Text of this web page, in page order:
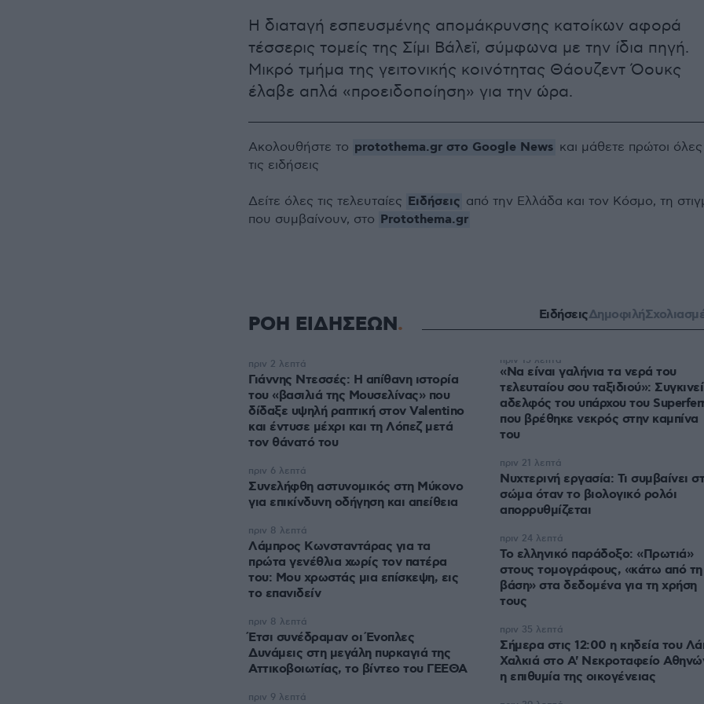
Η διαταγή εσπευσμένης απομάκρυνσης κατοίκων αφορά
τέσσερις τομείς της Σίμι Βάλεϊ, σύμφωνα με την ίδια πηγή.
Μικρό τμήμα της γειτονικής κοινότητας Θάουζεντ Όουκς
έλαβε απλά «προειδοποίηση» για την ώρα.
Ακολουθήστε το protothema.gr στο Google News και μάθετε πρώτοι όλες
τις ειδήσεις
Δείτε όλες τις τελευταίες Ειδήσεις από την Ελλάδα και τον Κόσμο, τη
που συμβαίνουν, στο Protothema.gr
ΡΟΗ ΕΙΔΗΣΕΩΝ ΕιδήσειςΔημοφιλή
Γιάννης Ντεσσές: Η απίθανη ιστορία
του «βασιλιά της Μουσελίνας» που
δίδαξε υψηλή ραπτική στον Valentino
και έντυσε μέχρι και τη Λόπεζ μετά
τον θάνατό του
πριν 2 λεπτά
Συνελήφθη αστυνομικός στη Μύκονο
για επικίνδυνη οδήγηση και απείθεια
πριν 6 λεπτά
Λάμπρος Κωνσταντάρας για τα
πρώτα γενέθλια χωρίς τον πατέρα
του: Μου χρωστάς μια επίσκεψη, εις
το επανιδείν
πριν 8 λεπτά
Έτσι συνέδραμαν οι Ένοπλες
Δυνάμεις στη μεγάλη πυρκαγιά της
Αττικοβοιωτίας, το βίντεο του ΓΕΕΘΑ
πριν 8 λεπτά
πριν 9 λεπτά
«Να είναι γαλήνια τα νερά του
τελευταίου σου ταξιδιού»:
αδελφός του υπάρχου του
που βρέθηκε νεκρός στην καμπίνα
του
πριν 15 λεπτά
Νυχτερινή εργασία: Τι συμβαίνει
σώμα όταν το βιολογικό ρολόι
απορρυθμίζεται
πριν 21 λεπτά
Το ελληνικό παράδοξο: «Πρωτιά»
στους τομογράφους, «κάτω από τη
βάση» στα δεδομένα για τη χρήση
τους
πριν 24 λεπτά
Σήμερα στις 12:00 η κηδεία του
Χαλκιά στο Α' Νεκροταφείο
η επιθυμία της οικογένειας
πριν 35 λεπτά